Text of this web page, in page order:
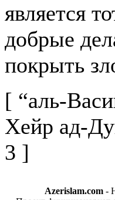
является
добрые
покрыть
[ “аль-
Хейр ад-
3 ]
Azerislam.com-